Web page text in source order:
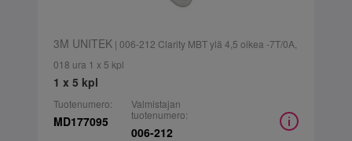
3M UNITEK| 006-212 Clarity MBT ylä 4,5 oikea -7T/0A,
018 ura 1 x 5 kpl
1 x 5 kpl
Tuotenumero:
MD177095
Valmistajan
tuotenumero:
006-212